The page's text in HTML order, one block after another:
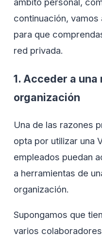
continuación,
para que
red privada.
1. Acceder a
organización
Una de las razones
opta por utilizar una
empleados puedan
a herramientas de
organización.
Supongamos que
varios